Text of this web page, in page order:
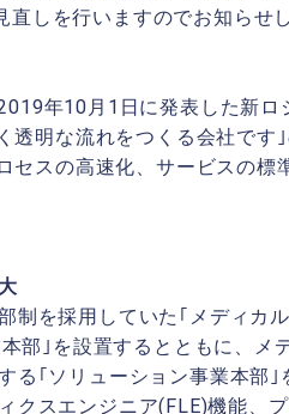
直しを行いますのでお知らせ
年10月1日に発表した新
透明な流れをつくる会社で
セスの高速化、サービスの
制を採用していた｢メディカ
部｣を設置するとともに、メ
る｢ソリューション事業本部
クスエンジニア(FLE)機能、